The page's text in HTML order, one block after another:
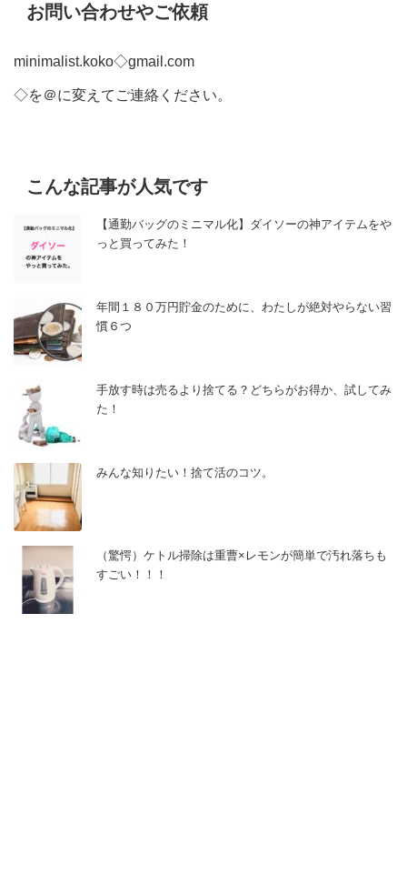
お問い合わせやご依頼
minimalist.koko◇gmail.com
◇を＠に変えてご連絡ください。
こんな記事が人気です
【通勤バッグのミニマル化】ダイソーの神アイテムをや
っと買ってみた！
年間１８０万円貯金のために、わたしが絶対やらない習
慣６つ
手放す時は売るより捨てる？どちらがお得か、試してみ
た！
みんな知りたい！捨て活のコツ。
（驚愕）ケトル掃除は重曹×レモンが簡単で汚れ落ちも
すごい！！！